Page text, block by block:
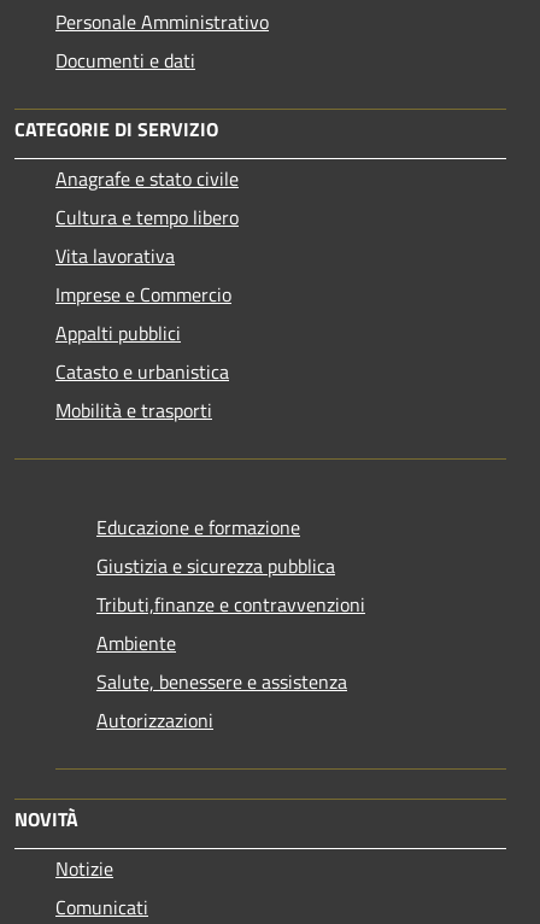
Personale Amministrativo
Documenti e dati
CATEGORIE DI SERVIZIO
Anagrafe e stato civile
Cultura e tempo libero
Vita lavorativa
Imprese e Commercio
Appalti pubblici
Catasto e urbanistica
Mobilità e trasporti
Educazione e formazione
Giustizia e sicurezza pubblica
Tributi,finanze e contravvenzioni
Ambiente
Salute, benessere e assistenza
Autorizzazioni
NOVITÀ
Notizie
Comunicati